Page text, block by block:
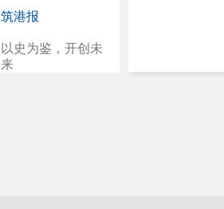
筑港报
以史为鉴，开创未
来